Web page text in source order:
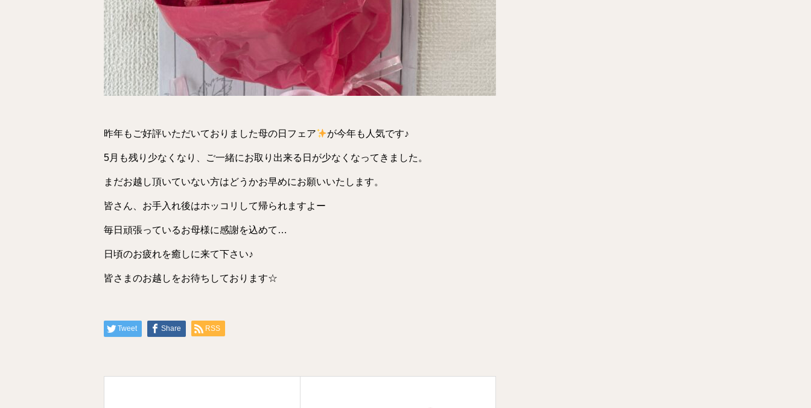
昨年もご好評いただいておりました母の日フェア が今年も人気です♪
5月も残り少なくなり、ご一緒にお取り出来る日が少なくなってきました。
まだお越し頂いていない方はどうかお早めにお願いいたします。
皆さん、お手入れ後はホッコリして帰られますよー
毎日頑張っているお母様に感謝を込めて…
日頃のお疲れを癒しに来て下さい♪
皆さまのお越しをお待ちしております☆
Tweet Share RSS